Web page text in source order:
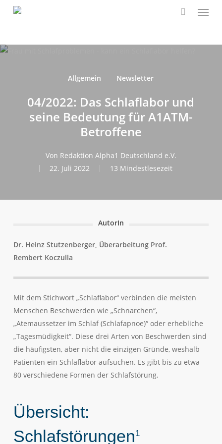
Zum
Allgemein Newsletter
04/2022: Das Schlaflabor und
seine Bedeutung für A1ATM-
Betroffene
Von Redaktion Alpha1 Deutschland e.V.
22. Juli 2022
13 Mindestlesezeit
AutorIn
Dr. Heinz Stutzenberger, Überarbeitung Prof.
Rembert Koczulla
Mit dem Stichwort „Schlaflabor“ verbinden die meisten
Menschen Beschwerden wie „Schnarchen“,
„Atemaussetzer im Schlaf (Schlafapnoe)“ oder erhebliche
„Tagesmüdigkeit“. Diese drei Arten von Beschwerden sind
die häufigsten, aber nicht die einzigen Gründe, weshalb
Patienten ein Schlaflabor aufsuchen. Es gibt bis zu etwa
80 verschiedene Formen der Schlafstörung.
Übersicht:
Schlafstörungen1